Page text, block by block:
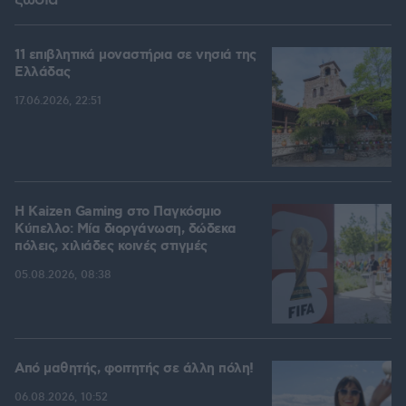
11 επιβλητικά μοναστήρια σε νησιά της
Ελλάδας
17.06.2026, 22:51
H Kaizen Gaming στο Παγκόσμιο
Kύπελλο: Μία διοργάνωση, δώδεκα
πόλεις, χιλιάδες κοινές στιγμές
05.08.2026, 08:38
Από μαθητής, φοιτητής σε άλλη πόλη!
06.08.2026, 10:52